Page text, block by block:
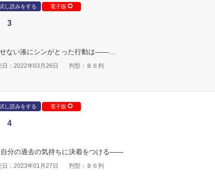
し読みをする 電子版
3
ない湊にシンがとった行動は――…
日：2022年03月26日 判型：Ｂ６判
し読みをする 電子版
4
分の過去の気持ちに決着をつける――
日：2023年01月27日 判型：Ｂ６判